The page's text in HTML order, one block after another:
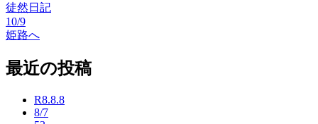
徒然日記
投
ナ
10/9
姫路へ
最近の投稿
R8.8.8
8/7